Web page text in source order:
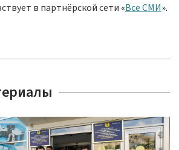
в партнёрской сети «Все СМИ».